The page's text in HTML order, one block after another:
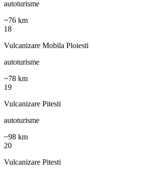
autoturisme
~76 km
18
Vulcanizare Mobila Ploiesti
autoturisme
~78 km
19
Vulcanizare Pitesti
autoturisme
~98 km
20
Vulcanizare Pitesti